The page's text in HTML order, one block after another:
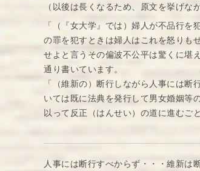
（以後は長くなるため、原文を挙げな
「（『女大学』では）婦人が不品行
の罪を犯すときは婦人はこれを怒りも
せよと言うその偏波不公平は驚くに堪
通り書いています。
「（維新の）断行しながら人事には
いては既に法典を発行して男女婚姻等
以って反正（はんせい）の道に進むご
人事には断行すべからず・・・維新は